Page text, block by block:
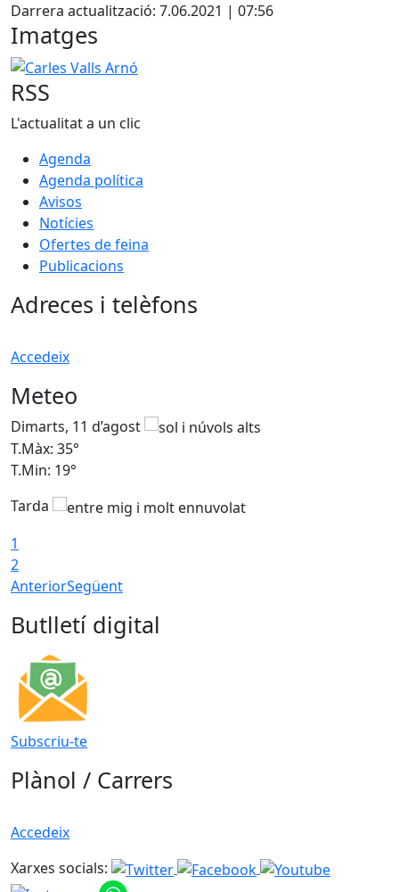
Darrera actualització: 7.06.2021 | 07:56
Imatges
Carles Valls Arnó
RSS
L'actualitat a un clic
Agenda
Agenda política
Avisos
Notícies
Ofertes de feina
Publicacions
Adreces i telèfons
Accedeix
Meteo
Dimarts, 11 d’agost
T.Màx: 35°
T.Min: 19°
Tarda
1
2
AnteriorSegüent
Butlletí digital
Subscriu-te
Plànol / Carrers
Accedeix
Xarxes socials: